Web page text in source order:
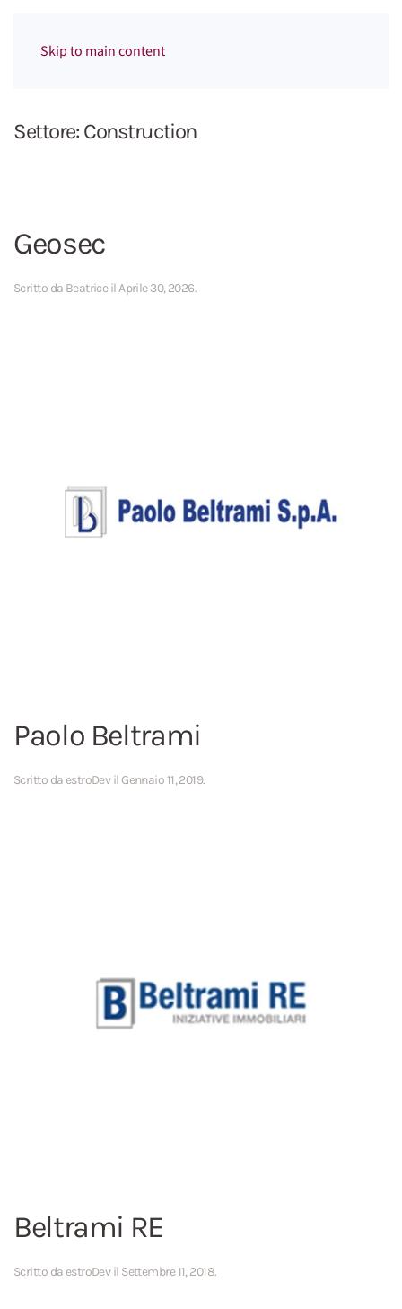
Skip to main content
Settore: Construction
Geosec
Scritto da BeatriceilAprile 30, 2026.
Paolo Beltrami
Scritto da estroDevilGennaio 11, 2019.
Beltrami RE
Scritto da estroDevil Settembre 11, 2018.